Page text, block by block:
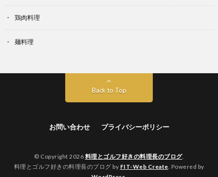
鶏肉料理
麺料理
Back to Top
お問い合わせ プライバシーポリシー
© Copyright 2026 料理とゴルフ好きの料理長のブログ.
料理とゴルフ好きの料理長のブログ by FIT-Web Create. Powered by